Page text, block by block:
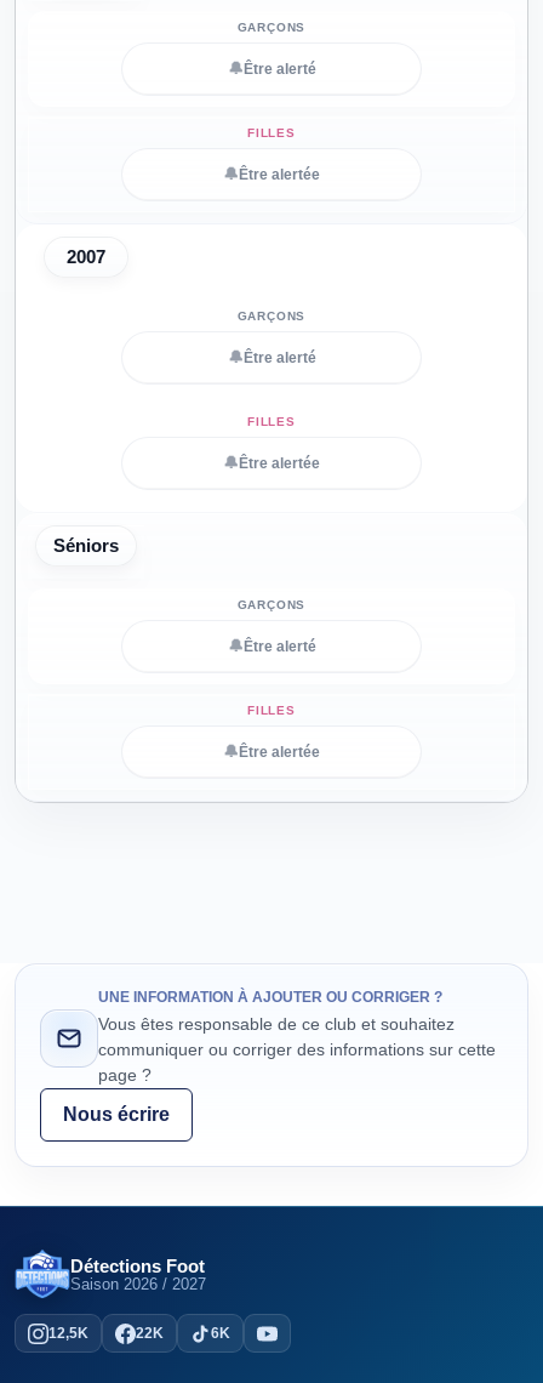
🔔 Être alerté
🔔 Être alertée
2007
🔔 Être alerté
🔔 Être alertée
Séniors
🔔 Être alerté
🔔 Être alertée
UNE INFORMATION À AJOUTER OU CORRIGER ?
Vous êtes responsable de ce club et souhaitez
communiquer ou corriger des informations sur cette
page ?
Nous écrire
Détections Foot
Saison 2026 / 2027
12,5K 22K 6K